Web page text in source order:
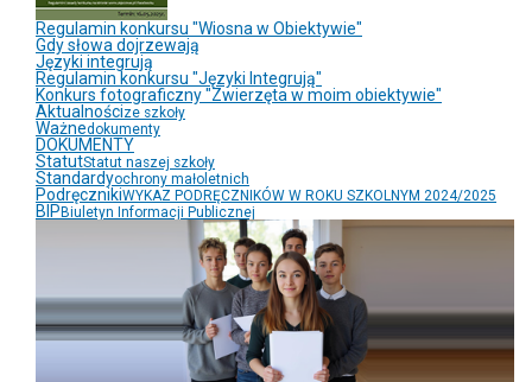
Regulamin konkursu "Wiosna w Obiektywie"
Gdy słowa dojrzewają
Języki integrują
Regulamin konkursu "Języki Integrują"
Konkurs fotograficzny "Zwierzęta w moim obiektywie"
Aktualnościze szkoły
Ważnedokumenty
DOKUMENTY
StatutStatut naszej szkoły
Standardyochrony małoletnich
PodręcznikiWYKAZ PODRĘCZNIKÓW W ROKU SZKOLNYM 2024/2025
BIPBiuletyn Informacji Publicznej